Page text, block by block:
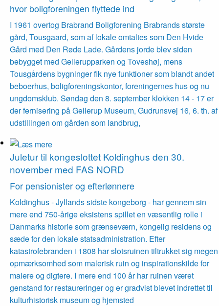
hvor ­bolig­foreningen flyttede ind
I 1961 overtog Brabrand Boligforening Brabrands største
gård, Tousgaard, som af lokale omtaltes som Den Hvide
Gård med Den Røde Lade. Gårdens jorde blev siden
bebygget med Gellerupparken og Toveshøj, mens
Tousgårdens bygninger fik nye funktioner som blandt andet
beboerhus, boligforeningskontor, foreningernes hus og nu
ungdomsklub. Søndag den 8. september klokken 14 - 17 er
der fernisering på Gellerup Museum, Gudrunsvej 16, 6. th. af
udstillingen om gården som landbrug,
Juletur til kongeslottet Koldinghus den 30.
november med FAS NORD
For pensionister og efterlønnere
Koldinghus - Jyllands sidste kongeborg - har gennem sin
mere end 750-årige eksistens spillet en væsentlig rolle i
Danmarks historie som grænseværn, kongelig residens og
sæde for den lokale statsadministration. Efter
katastrofebranden i 1808 har slotsruinen tiltrukket sig megen
opmærksomhed som malerisk ruin og inspirationskilde for
malere og digtere. I mere end 100 år har ruinen været
genstand for restaureringer og er gradvist blevet indrettet til
kulturhistorisk museum og hjemsted